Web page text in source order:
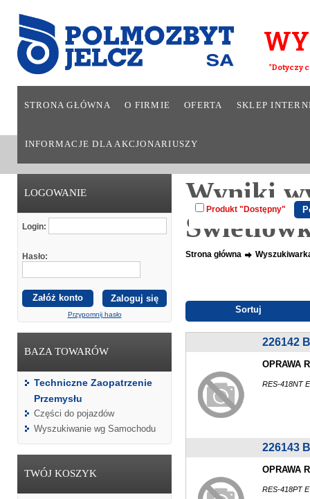
*Dotyczy
STRONA GŁÓWNA O FIRMIE OFERTA SKLEP
INFORMACJE DLA AKCJONARIUSZY
LOGOWANIE
Login:
Hasło:
Załóż konto
Przypomnij hasło
BAZA TOWARÓW
Techniczne Zaopatrzenie
Przemysłu
Części do pojazdów
Wyszukiwanie wg Samochodu
TWÓJ KOSZYK
Wyniki
Strona główna
Sortuj
226142
OPRAWA
RES-418NT
226143
OPRAWA
RES-418PT
Produkt "Dostępny"